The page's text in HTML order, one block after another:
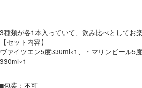
3種類が各1本入っていて、飲み比べとしてお
【セット内容】
ヴァイツエン5度330ml×1、・マリンビール5
330ml×1
■包装：不可